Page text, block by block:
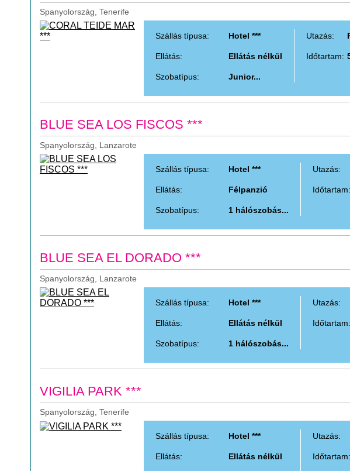
Spanyolország, Tenerife
Szállás típusa: Hotel ***
Ellátás: Ellátás nélkül
Szobatípus: Junior...
Utazás:
Időtartam:
BLUE SEA LOS FISCOS ***
Spanyolország, Lanzarote
Szállás típusa: Hotel ***
Ellátás: Félpanzió
Szobatípus: 1 hálószobás...
Utazás:
Időtartam:
BLUE SEA EL DORADO ***
Spanyolország, Lanzarote
Szállás típusa: Hotel ***
Ellátás: Ellátás nélkül
Szobatípus: 1 hálószobás...
Utazás:
Időtartam:
VIGILIA PARK ***
Spanyolország, Tenerife
Szállás típusa: Hotel ***
Ellátás: Ellátás nélkül
Utazás:
Időtartam: